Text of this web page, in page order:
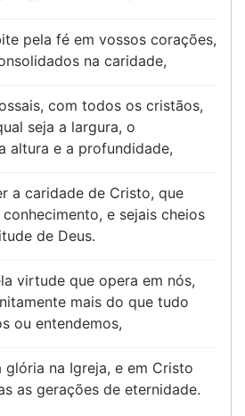
pela fé em vossos corações,
na caridade,
com todos os cristãos,
seja a largura, o
altura e a profundidade,
a caridade de Cristo, que
e sejais cheios
de Deus.
virtude que opera em nós,
mais do que tudo
ou entendemos,
glória na Igreja, e em Cristo
as gerações de eternidade.